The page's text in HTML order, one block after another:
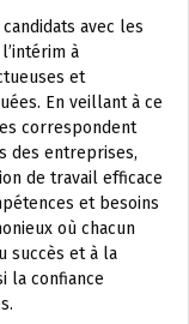
avec les
à
et
En veillant à ce
correspondent
des entreprises,
de travail efficace
et besoins
où chacun
succès et à la
la confiance